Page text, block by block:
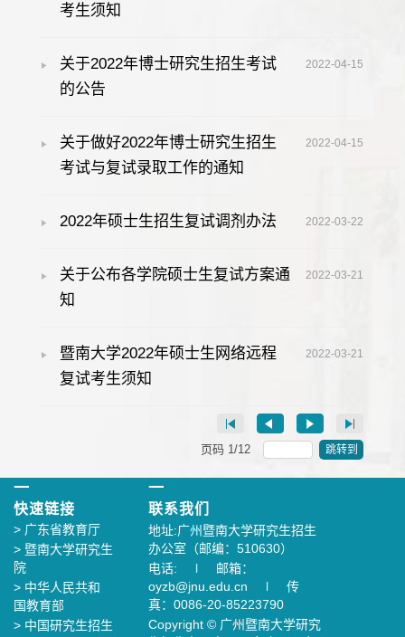
考生须知
关于2022年博士研究生招生考试
的公告
2022-04-15
关于做好2022年博士研究生招生
考试与复试录取工作的通知
2022-04-15
2022年硕士生招生复试调剂办法 2022-03-22
关于公布各学院硕士生复试方案通
知
2022-03-21
暨南大学2022年硕士生网络远程
复试考生须知
2022-03-21
页码 1 /12 跳转到
一
快速链接
> 广东省教育厅
> 暨南大学研究生
院
> 中华人民共和
国教育部
> 中国研究生招生
一
联系我们
地址:广州暨南大学研究生招生
办公室（邮编：510630）
电话: l 邮箱：
oyzb@jnu.edu.cn l 传
真：0086-20-85223790
Copyright © 广州暨南大学研究